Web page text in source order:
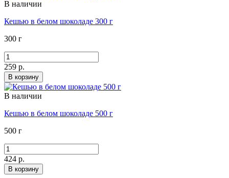
В наличии
Кешью в белом шоколаде 300 г
300 г
259 р.
В корзину
В наличии
Кешью в белом шоколаде 500 г
500 г
424 р.
В корзину